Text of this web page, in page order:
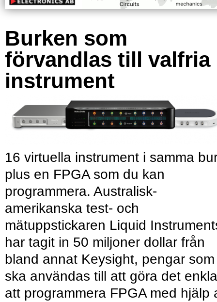
Burken som
förvandlas till valfria
instrument
16 virtuella instrument i samma
plus en FPGA som du kan
programmera. Australisk-
amerikanska test- och
mätuppstickaren Liquid
har tagit in 50 miljoner dollar från
bland annat Keysight, pengar som
ska användas till att göra det
att programmera FPGA med hjälp